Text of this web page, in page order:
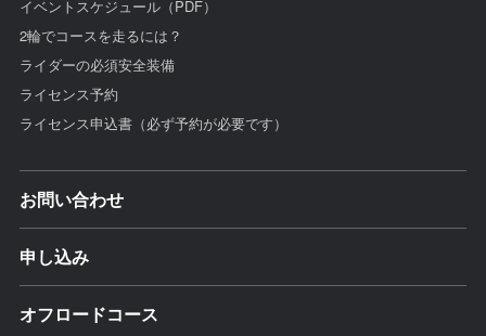
イベントスケジュール（PDF）
2輪でコースを走るには？
ライダーの必須安全装備
ライセンス予約
ライセンス申込書（必ず予約が必要です）
お問い合わせ
申し込み
オフロードコース